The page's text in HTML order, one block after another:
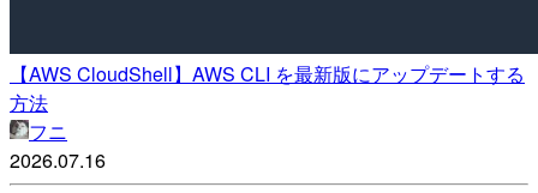
【AWS CloudShell】AWS CLI を最新版にアップデートする
方法
フニ
2026.07.16